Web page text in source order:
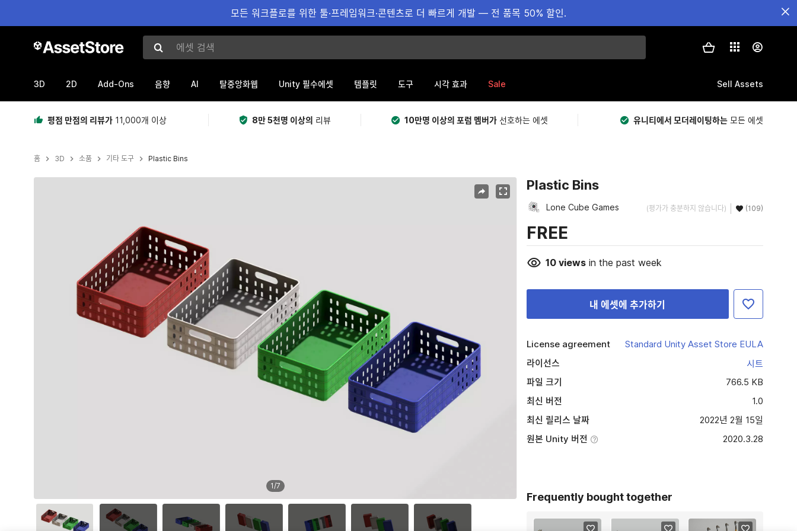
모든 워크플로를 위한 툴·프레임워크·콘텐츠로 더 빠르게 개발 — 전 품목 50% 할인.
에셋 검색
3D 2D Add-Ons 음향 AI 탈중앙화웹 Unity 필수에셋 템플릿 도구 시각 효과 Sale Sell Assets
평점 만점의 리뷰가 11,000개 이상 8만 5천명 이상의 리뷰 10만명 이상의 포럼 멤버가 선호하는 에셋 유니티에서 모더레이팅하는 모든 에셋
홈 3D 소품 기타 도구 Plastic Bins
1/7
Plastic Bins
Lone Cube Games (평가가 충분하지 않습니다) (109)
FREE
10viewsin the past week
내 에셋에 추가하기
License agreement
Standard Unity Asset Store EULA
라이선스
시트
파일 크기
766.5 KB
최신 버전
1.0
최신 릴리스 날짜
2022년 2월 15일
원본 Unity 버전
2020.3.28
Frequently bought together